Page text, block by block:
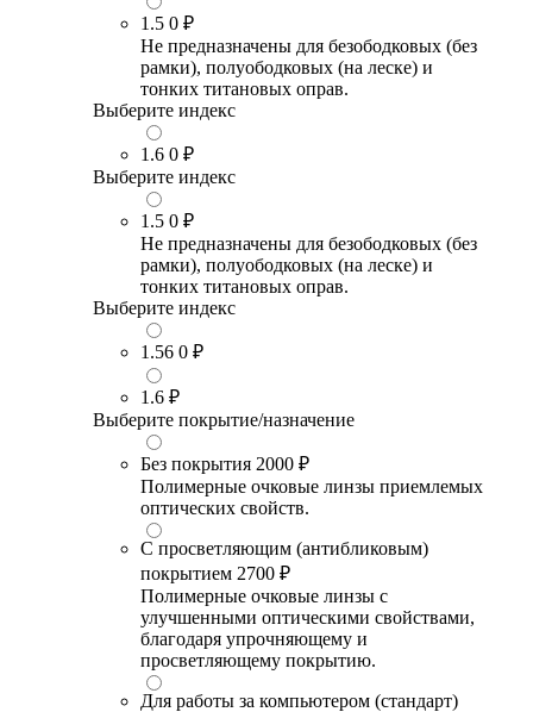
1.5 0 ₽
Не предназначены для безободковых (без
рамки), полуободковых (на леске) и
тонких титановых оправ.
Выберите индекс
1.6 0 ₽
Выберите индекс
1.5 0 ₽
Не предназначены для безободковых (без
рамки), полуободковых (на леске) и
тонких титановых оправ.
Выберите индекс
1.56 0 ₽
1.6 ₽
Выберите покрытие/назначение
Без покрытия 2000 ₽
Полимерные очковые линзы приемлемых
оптических свойств.
С просветляющим (антибликовым)
покрытием 2700 ₽
Полимерные очковые линзы с
улучшенными оптическими свойствами,
благодаря упрочняющему и
просветляющему покрытию.
Для работы за компьютером (стандарт)